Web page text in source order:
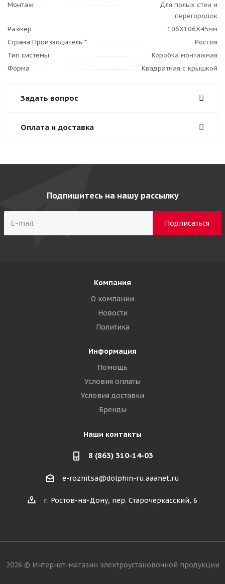
Монтаж
Для полых стен и
перегородок
Размер
106Х106Х45мм
Страна Производитель *
Россия
Тип системы
Коробка монтажная
Форма
Квадратная с крышкой
Задать вопрос
Оплата и доставка
Подпишитесь на нашу рассылку
Компания
О компании
Новости
Политика
Информация
Помощь
Условия оплаты
Условия доставки
Бренды
Наши контакты
8 (863) 310-14-03
e-roznitsa@dolphin-ru.aaanet.ru
г. Ростов-на-Дону, пер. Старочеркасский, 6
2026 © Интернет-магазин электроустановочной продукции